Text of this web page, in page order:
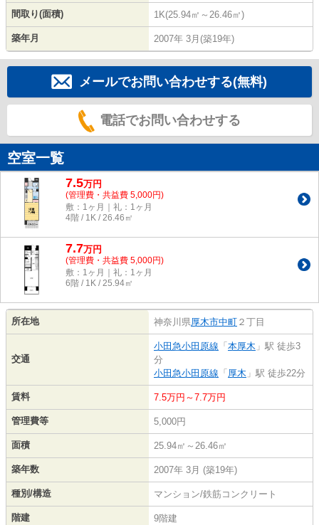
間取り(面積) 1K(25.94㎡～26.46㎡)
築年月 2007年 3月(築19年)
メールでお問い合わせする(無料)
電話でお問い合わせする
空室一覧
7.5万円
(管理費・共益費 5,000円)
敷：1ヶ月｜礼：1ヶ月
4階 / 1K / 26.46㎡
7.7万円
(管理費・共益費 5,000円)
敷：1ヶ月｜礼：1ヶ月
6階 / 1K / 25.94㎡
所在地 神奈川県厚木市中町 ２丁目
交通
小田急小田原線 「 本厚木 」駅 徒歩3
分
小田急小田原線 「 厚木 」駅 徒歩22分
賃料 7.5万円～7.7万円
管理費等 5,000円
面積 25.94㎡～26.46㎡
築年数 2007年 3月 (築19年)
種別/構造 マンション/鉄筋コンクリート
階建 9階建